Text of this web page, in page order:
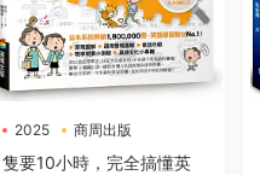
2025
商周出版
電子書
隻要10小時，完全搞懂英